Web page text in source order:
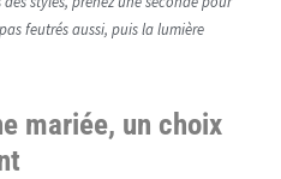
feutrés aussi, puis la lumière
mariée, un choix